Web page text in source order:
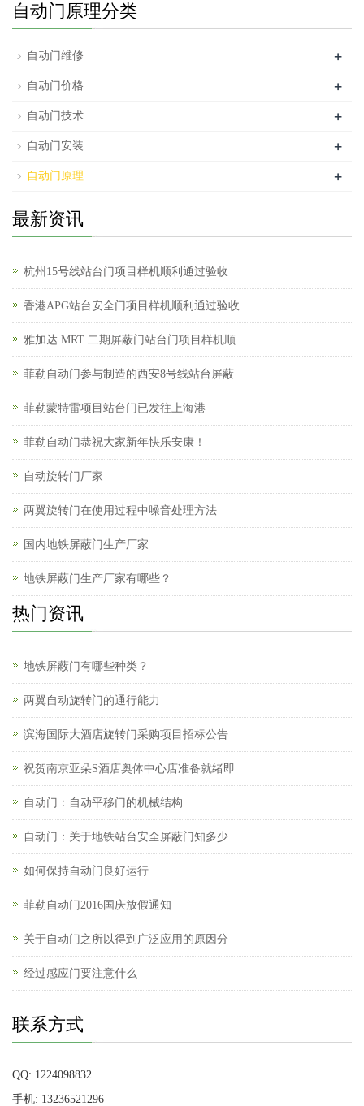
自动门原理分类
自动门维修 +
自动门价格 +
自动门技术 +
自动门安装 +
自动门原理 +
最新资讯
杭州15号线站台门项目样机顺利通过验收
香港APG站台安全门项目样机顺利通过验收
雅加达 MRT 二期屏蔽门站台门项目样机顺
菲勒自动门参与制造的西安8号线站台屏蔽
菲勒蒙特雷项目站台门已发往上海港
菲勒自动门恭祝大家新年快乐安康！
自动旋转门厂家
两翼旋转门在使用过程中噪音处理方法
国内地铁屏蔽门生产厂家
地铁屏蔽门生产厂家有哪些？
热门资讯
地铁屏蔽门有哪些种类？
两翼自动旋转门的通行能力
滨海国际大酒店旋转门采购项目招标公告
祝贺南京亚朵S酒店奥体中心店准备就绪即
自动门：自动平移门的机械结构
自动门：关于地铁站台安全屏蔽门知多少
如何保持自动门良好运行
菲勒自动门2016国庆放假通知
关于自动门之所以得到广泛应用的原因分
经过感应门要注意什么
联系方式
QQ: 1224098832
手机: 13236521296